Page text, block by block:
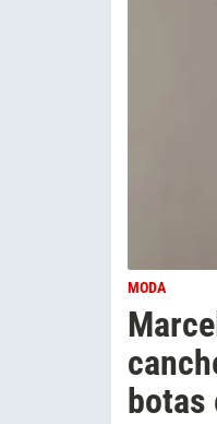
MODA
botas